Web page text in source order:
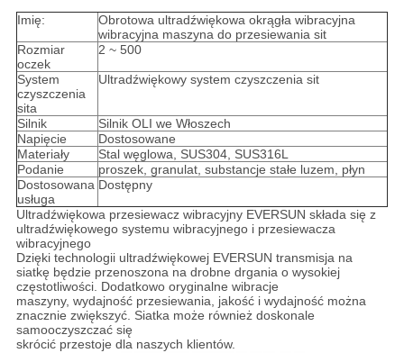
Imię:
Obrotowa ultradźwiękowa okrągła wibracyjna
wibracyjna maszyna do przesiewania sit
Rozmiar
oczek
2 ~ 500
System
czyszczenia
sita
Ultradźwiękowy system czyszczenia sit
Silnik
Silnik OLI we Włoszech
Napięcie
Dostosowane
Materiały
Stal węglowa, SUS304, SUS316L
Podanie
proszek, granulat, substancje stałe luzem, płyn
Dostosowana
usługa
Dostępny
Ultradźwiękowa przesiewacz wibracyjny EVERSUN składa się z
ultradźwiękowego systemu wibracyjnego i przesiewacza
wibracyjnego
Dzięki technologii ultradźwiękowej EVERSUN transmisja na
siatkę będzie przenoszona na drobne drgania o wysokiej
częstotliwości. Dodatkowo oryginalne wibracje
maszyny, wydajność przesiewania, jakość i wydajność można
znacznie zwiększyć. Siatka może również doskonale
samooczyszczać się
skrócić przestoje dla naszych klientów.